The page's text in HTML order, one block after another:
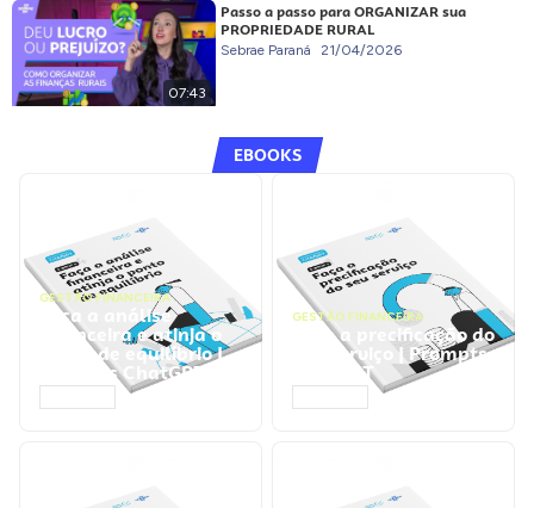
07:43
Passo a passo para ORGANIZAR sua
PROPRIEDADE RURAL
Sebrae Paraná 21/04/2026
EBOOKS
GESTÃO FINANCEIRA
Faça a análise
financeira e atinja o
ponto de equilíbrio |
Prompts ChatGPT
GESTÃO FINANCEIRA
Faça a precificação do
seu serviço | Prompts
ChatGPT